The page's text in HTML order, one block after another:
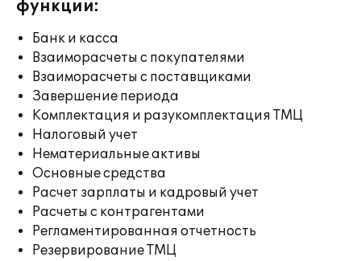
функции:
Банк и касса
Взаиморасчеты с покупателями
Взаиморасчеты с поставщиками
Завершение периода
Комплектация и разукомплектация ТМЦ
Налоговый учет
Нематериальные активы
Основные средства
Расчет зарплаты и кадровый учет
Расчеты с контрагентами
Регламентированная отчетность
Резервирование ТМЦ